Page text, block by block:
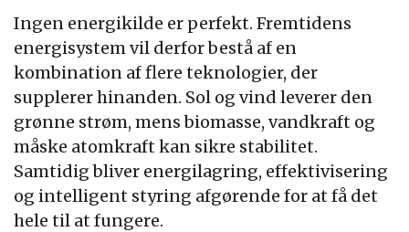
Ingen energikilde er perfekt. Fremtidens
energisystem vil derfor bestå af en
kombination af flere teknologier, der
supplerer hinanden. Sol og vind leverer den
grønne strøm, mens biomasse, vandkraft og
måske atomkraft kan sikre stabilitet.
Samtidig bliver energilagring, effektivisering
og intelligent styring afgørende for at få det
hele til at fungere.